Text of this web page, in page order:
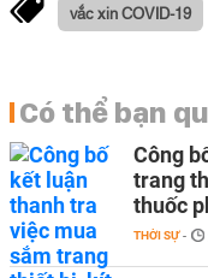
vắc xin COVID-19
Có thể bạn
Công
trang
thuốc
THỜI SỰ -